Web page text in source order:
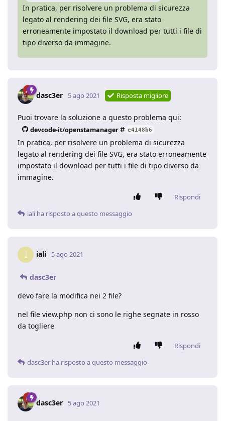
In pratica, per risolvere un problema di sicurezza
legato al rendering dei file SVG, era stato
erroneamente impostato il download per tutti i file di
tipo diverso da immagine.
dasc3er 5 ago 2021 Risposta migliore
Puoi trovare la soluzione a questo problema qui:
devcode-it/openstamanager e4148b6
In pratica, per risolvere un problema di sicurezza
legato al rendering dei file SVG, era stato erroneamente
impostato il download per tutti i file di tipo diverso da
immagine.
Rispondi
iali ha risposto a questo messaggio
I iali 5 ago 2021
dasc3er
devo fare la modifica nei 2 file?
nel file view.php non ci sono le righe segnate in rosso
da togliere
Rispondi
dasc3er ha risposto a questo messaggio
dasc3er 5 ago 2021